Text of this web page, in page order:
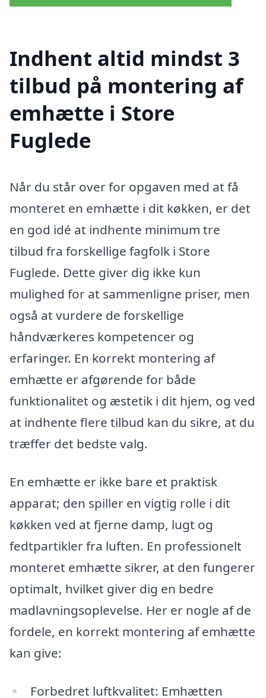
Indhent altid mindst 3
tilbud på montering af
emhætte i Store
Fuglede
Når du står over for opgaven med at få
monteret en emhætte i dit køkken, er det
en god idé at indhente minimum tre
tilbud fra forskellige fagfolk i Store
Fuglede. Dette giver dig ikke kun
mulighed for at sammenligne priser, men
også at vurdere de forskellige
håndværkeres kompetencer og
erfaringer. En korrekt montering af
emhætte er afgørende for både
funktionalitet og æstetik i dit hjem, og ved
at indhente flere tilbud kan du sikre, at du
træffer det bedste valg.
En emhætte er ikke bare et praktisk
apparat; den spiller en vigtig rolle i dit
køkken ved at fjerne damp, lugt og
fedtpartikler fra luften. En professionelt
monteret emhætte sikrer, at den fungerer
optimalt, hvilket giver dig en bedre
madlavningsoplevelse. Her er nogle af de
fordele, en korrekt montering af emhætte
kan give:
Forbedret luftkvalitet: Emhætten